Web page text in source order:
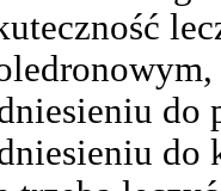
do
do